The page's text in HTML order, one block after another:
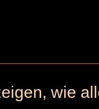
wie